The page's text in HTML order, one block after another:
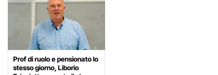
Prof di ruolo e pensionato lo
stesso giorno, Liborio